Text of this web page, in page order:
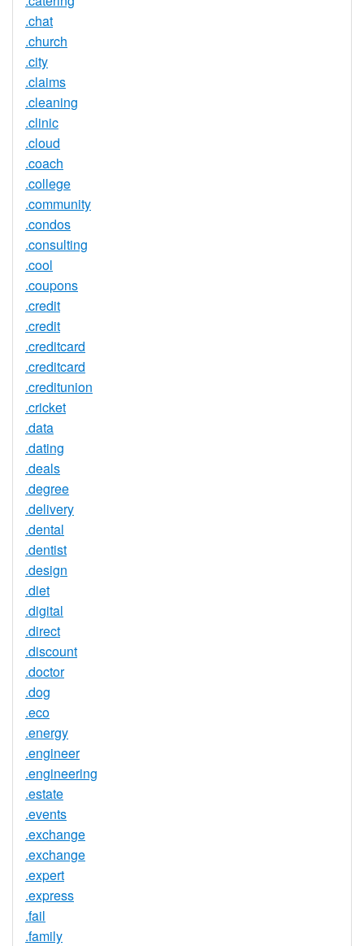
.chat
.church
.city
.claims
.cleaning
.clinic
.cloud
.coach
.college
.community
.condos
.consulting
.cool
.coupons
.credit
.credit
.creditcard
.creditcard
.creditunion
.cricket
.data
.dating
.deals
.degree
.delivery
.dental
.dentist
.design
.diet
.digital
.direct
.discount
.doctor
.dog
.eco
.energy
.engineer
.engineering
.estate
.events
.exchange
.exchange
.expert
.express
.fail
.family